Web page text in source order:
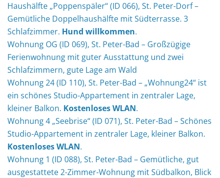
Haushälfte „Poppenspäler“ (ID 066), St. Peter-Dorf –
Gemütliche Doppelhaushälfte mit Südterrasse. 3
Schlafzimmer. Hund willkommen.
Wohnung OG (ID 069), St. Peter-Bad – Großzügige
Ferienwohnung mit guter Ausstattung und zwei
Schlafzimmern, gute Lage am Wald
Wohnung 24 (ID 110), St. Peter-Bad – „Wohnung24“ ist
ein schönes Studio-Appartement in zentraler Lage,
kleiner Balkon. Kostenloses WLAN.
Wohnung 4 „Seebrise“ (ID 071), St. Peter-Bad – Schönes
Studio-Appartement in zentraler Lage, kleiner Balkon.
Kostenloses WLAN.
Wohnung 1 (ID 088), St. Peter-Bad – Gemütliche, gut
ausgestattete 2-Zimmer-Wohnung mit Südbalkon, Blick